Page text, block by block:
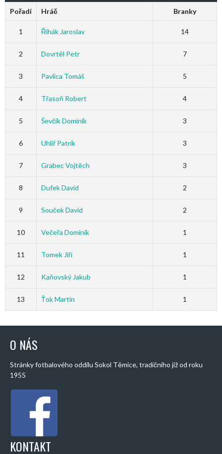
Pořadí Hráč Branky
1 Řihák Jaroslav 14
2 Dovrtěl Petr 7
3 Pavlica Tomáš 5
4 Třasoň Robert 4
5 Ševčík Dominik 3
6 Uhlíř Patrik 3
7 Grabec Vojtěch 3
8 Dufek David 2
9 Souček David 2
10 Večeřa Dominik 1
11 Tomek Jiří 1
12 Kaňovský Jakub 1
13 Ťok Martin 1
O NÁS
Stránky fotbalového oddílu Sokol Těmice, tradičního již od roku
1955
KONTAKT